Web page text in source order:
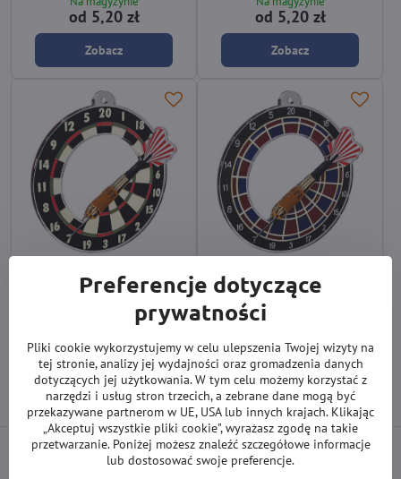
od 5,20 zł
Zobacz
od 5,20 zł
Zobacz
MDA0010M31
Na magyzynie
Zobacz
MDA0010M30
Medal akrylowy. Grubość 3 mm.
Na magyzynie
Zobacz
DARMOWA wysyłka od 500 zł(obowiązuje przy płatności przelewem
lub kartą).
Preferencje dotyczące
prywatności
Pliki cookie wykorzystujemy w celu ulepszenia Twojej wizyty na
tej stronie, analizy jej wydajności oraz gromadzenia danych
dotyczących jej użytkowania. W tym celu możemy korzystać z
narzędzi i usług stron trzecich, a zebrane dane mogą być
przekazywane partnerom w UE, USA lub innych krajach. Klikając
„Akceptuj wszystkie pliki cookie", wyrażasz zgodę na takie
przetwarzanie. Poniżej możesz znaleźć szczegółowe informacje
lub dostosować swoje preferencje.